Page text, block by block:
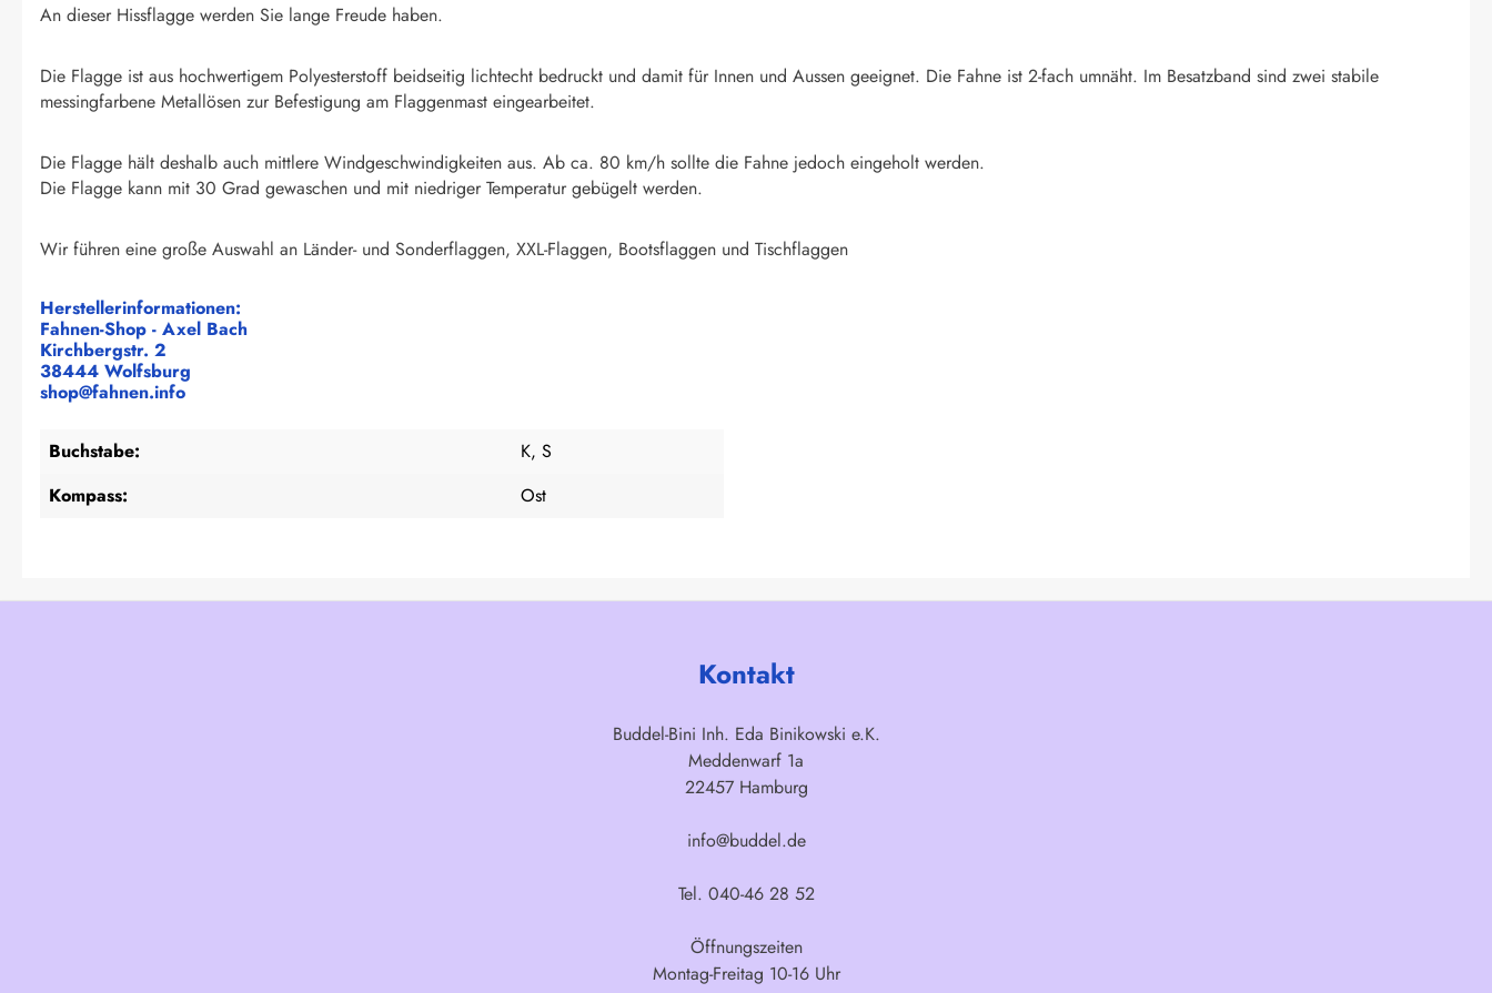
An dieser Hissflagge werden Sie lange Freude haben.
Die Flagge ist aus hochwertigem Polyesterstoff beidseitig lichtecht bedruckt und damit für Innen und Aussen geeignet. Die Fahne ist 2-fach umnäht. Im Besatzband sind zwei stabile
messingfarbene Metallösen zur Befestigung am Flaggenmast eingearbeitet.
Die Flagge hält deshalb auch mittlere Windgeschwindigkeiten aus. Ab ca. 80 km/h sollte die Fahne jedoch eingeholt werden.
Die Flagge kann mit 30 Grad gewaschen und mit niedriger Temperatur gebügelt werden.
Wir führen eine große Auswahl an Länder- und Sonderflaggen, XXL-Flaggen, Bootsflaggen und Tischflaggen
Herstellerinformationen:
Fahnen-Shop - Axel Bach
Kirchbergstr. 2
38444 Wolfsburg
shop@fahnen.info
Buchstabe:
K, S
Kompass:
Ost
Kontakt
Buddel-Bini Inh. Eda Binikowski e.K.
Meddenwarf 1a
22457 Hamburg
info@buddel.de
Tel. 040-46 28 52
Öffnungszeiten
Montag-Freitag 10-16 Uhr